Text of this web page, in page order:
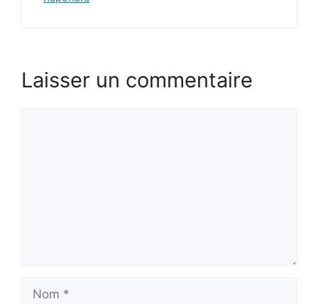
Laisser un commentaire